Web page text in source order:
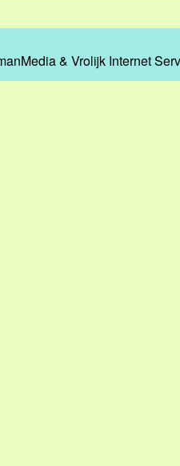
& Vrolijk Internet